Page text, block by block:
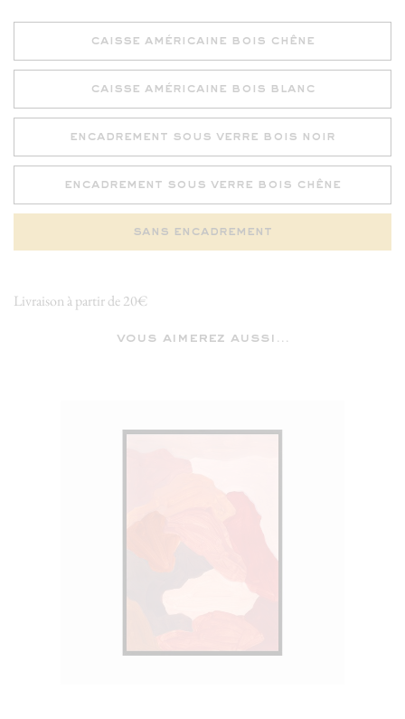
caisse américaine bois chêne
caisse américaine bois blanc
encadrement sous verre bois noir
encadrement sous verre bois chêne
sans encadrement
Livraison à partir de 20€
vous aimerez aussi...